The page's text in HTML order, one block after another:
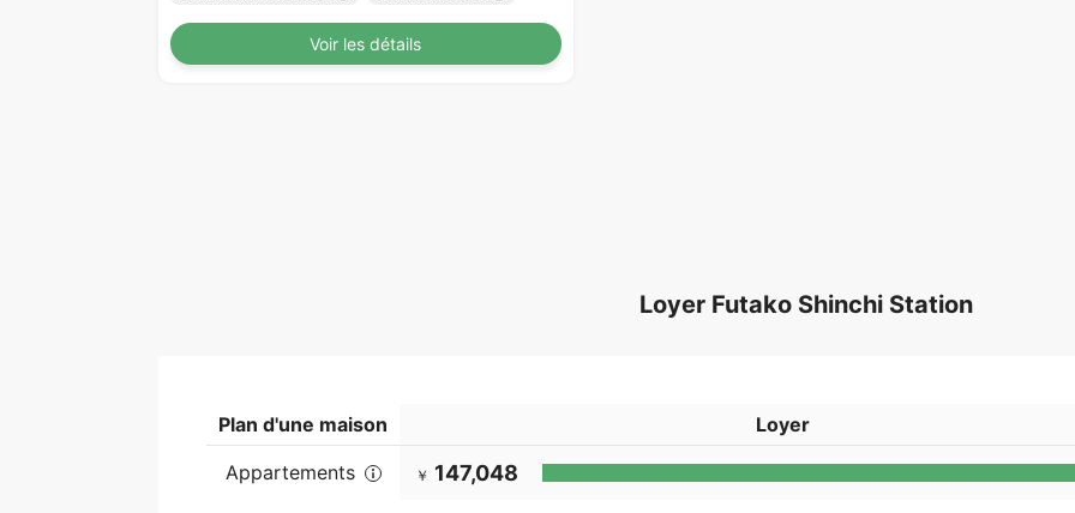
Voir les détails
Loyer Futako Shinchi Station
Plan d'une maison
Loyer
Appartements
￥ 147,048